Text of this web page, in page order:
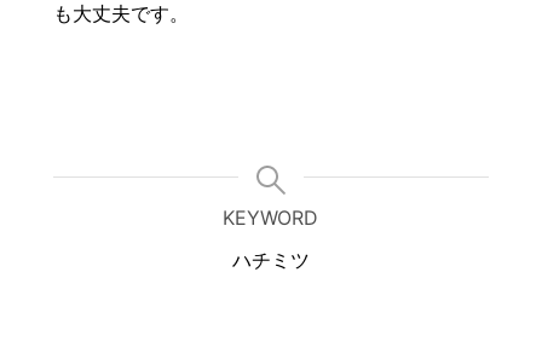
も大丈夫です。
KEYWORD
ハチミツ